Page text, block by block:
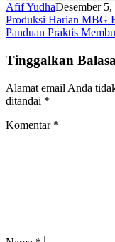
Afif YudhaDesember 5,
Navigasi
pos
Produksi Harian MBG
Panduan Praktis
Tinggalkan
Alamat email Anda
ditandai *
Komentar *